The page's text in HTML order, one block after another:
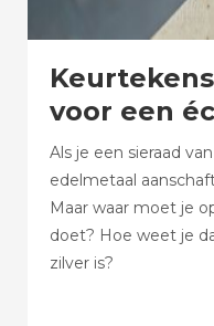
voor een
Als je een sieraad
edelmetaal
Maar waar moet je
doet? Hoe weet je
zilver is?